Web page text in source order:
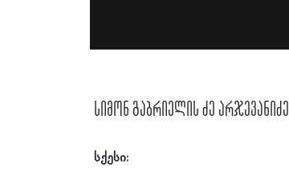
სიმონ გაბრიელის ძე არჯევანიძე
სქესი: